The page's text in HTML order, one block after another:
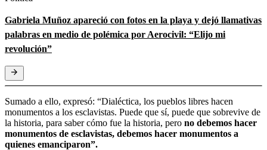
Gabriela Muñoz apareció con fotos en la playa y dejó llamativas
palabras en medio de polémica por Aerocivil: “Elijo mi
revolución”
Sumado a ello, expresó: “Dialéctica, los pueblos libres hacen
monumentos a los esclavistas. Puede que sí, puede que sobrevive de
la historia, para saber cómo fue la historia, pero no debemos hacer
monumentos de esclavistas, debemos hacer monumentos a
quienes emanciparon”.